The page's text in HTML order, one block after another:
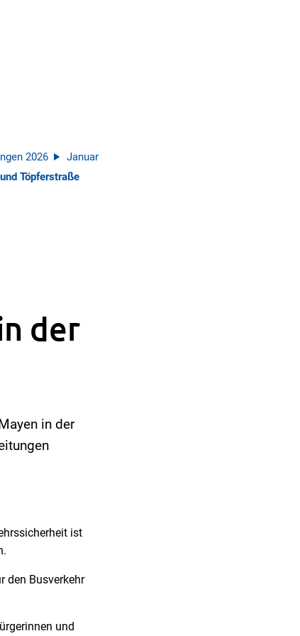
2026
Januar
Töpferstraße
der
in der
ist
den Busverkehr
und